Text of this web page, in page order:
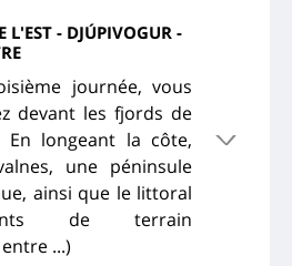
L'EST - DJÚPIVOGUR -
journée, vous
devant les fjords de
En longeant la côte,
une péninsule
ainsi que le littoral
de terrain
...)